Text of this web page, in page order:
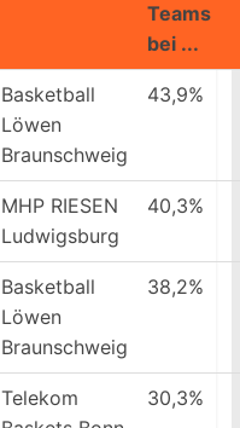
Teams
bei ...
Basketball
Löwen
Braunschweig
43,9%
MHP RIESEN
Ludwigsburg
40,3%
Basketball
Löwen
Braunschweig
38,2%
Telekom
30,3%